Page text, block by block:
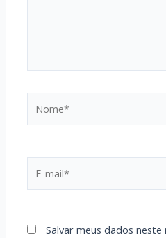
mail*
Salvar meus dados